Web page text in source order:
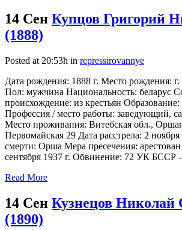
14 Сен Купцов Григорий
(1888)
Posted at 20:53h in repressirovannye
Дата рождения: 1888 г. Место рождения:
Пол: мужчина Национальность: беларус
происхождение: из крестьян Образование:
Профессия / место работы: заведующий,
Место проживания: Витебская обл.,
Первомайская 29 Дата расстрела: 2
смерти: Орша Мера пресечения: арестован
сентября 1937 г. Обвинение: 72 УК БССР
Read More
14 Сен Кузнецов Николай
(1890)